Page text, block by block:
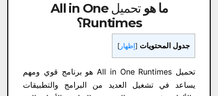
ما هو
تحميل All in One
Runtimes؟
جدول المحتويات [إظهار ]
تحميل All in One Runtimes هو برنامج قوي ومهم
يساعد في تشغيل العديد من البرامج والتطبيقات